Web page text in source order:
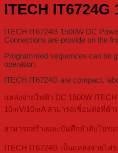
ITECH
ITECH IT6724G 1500W DC
Connections are provide on the
Programmed sequences can be
operation.
ITECH IT6724G are compact,
แหล่งจ่ายไฟฟ้า DC 1500W
10mV/10mA สามารถเชื่อมต่อที่
สามารถสร้างและบันทึกลำดับโปร
ITECH IT6724G เป็นแหล่งจ่ายไ